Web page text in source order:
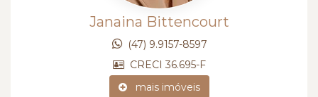
Janaina Bittencourt
(47) 9.9157-8597
CRECI 36.695-F
mais imóveis